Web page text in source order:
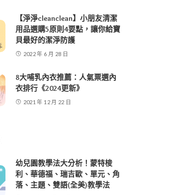
【淨淨cleanclean】小朋友清潔
用品選購5原則4要點，讓你給寶
貝最好的潔淨防護
2022 年 6 月 28 日
8大哺乳內衣推薦：人氣票選內
衣排行《2024更新》
2021 年 12 月 22 日
幼兒園教學法大分析！蒙特梭
利、華德福、瑞吉歐、單元、角
落、主題、雙語(全美)教學法